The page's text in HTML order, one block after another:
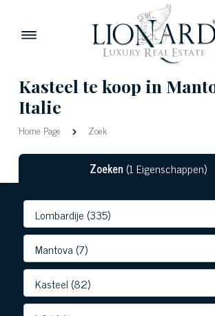
Kasteel te koop in
Italie
Home Page Zoek
Zoeken (1 Eigenschappen)